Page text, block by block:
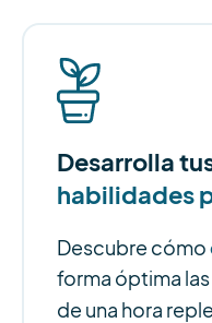
Desarrolla
habilidades
Descubre cómo
forma óptima
de una hora